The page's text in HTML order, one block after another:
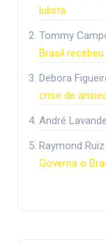
lulista
Tommy
Brasil
Debora
crise de
André
Raymond
Governa o